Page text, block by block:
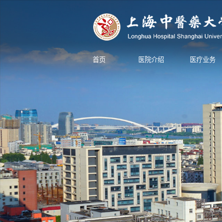
首页 医院介绍 医疗业务